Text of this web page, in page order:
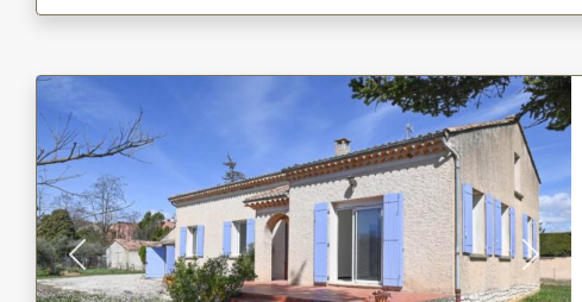
Previous Next